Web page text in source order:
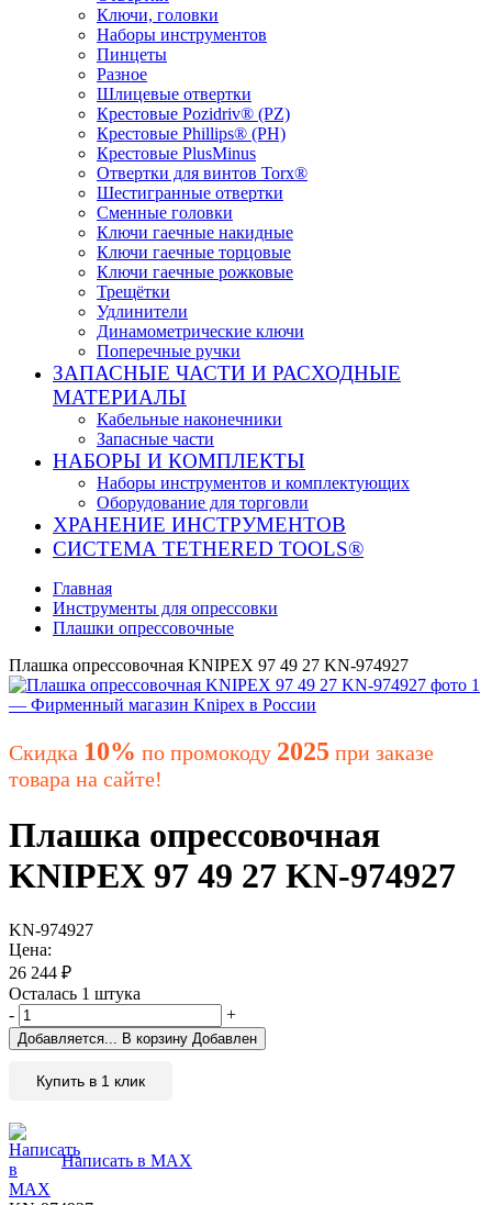
Ключи, головки
Наборы инструментов
Пинцеты
Разное
Шлицевые отвертки
Крестовые Pozidriv® (PZ)
Крестовые Phillips® (PH)
Крестовые PlusMinus
Отвертки для винтов Torx®
Шестигранные отвертки
Сменные головки
Ключи гаечные накидные
Ключи гаечные торцовые
Ключи гаечные рожковые
Трещётки
Удлинители
Динамометрические ключи
Поперечные ручки
ЗАПАСНЫЕ ЧАСТИ И РАСХОДНЫЕ
МАТЕРИАЛЫ
Кабельные наконечники
Запасные части
НАБОРЫ И КОМПЛЕКТЫ
Наборы инструментов и комплектующих
Оборудование для торговли
ХРАНЕНИЕ ИНС­ТРУ­МЕН­ТОВ
СИСТЕМА TETHERED TOOLS®
Главная
Инструменты для опрессовки
Плашки опрессовочные
Плашка опрессовочная KNIPEX 97 49 27 KN-974927
Скидка 10% по промокоду 2025 при заказе
товара на сайте!
Плашка опрессовочная
KNIPEX 97 49 27 KN-974927
KN-974927
Цена:
26 244 ₽
Осталась 1 штука
-
+
Добавляется... В корзину Добавлен
Купить в 1 клик
Написать в MAX